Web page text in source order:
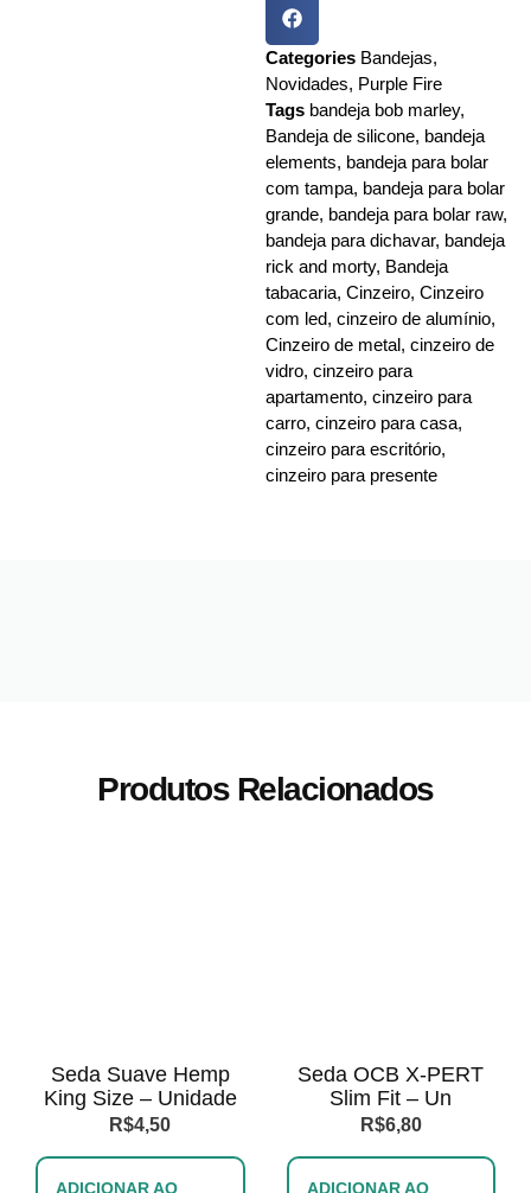
Categories Bandejas,
Novidades, Purple Fire
Tags bandeja bob marley,
Bandeja de silicone, bandeja
elements, bandeja para bolar
com tampa, bandeja para bolar
grande, bandeja para bolar raw,
bandeja para dichavar, bandeja
rick and morty, Bandeja
tabacaria, Cinzeiro, Cinzeiro
com led, cinzeiro de alumínio,
Cinzeiro de metal, cinzeiro de
vidro, cinzeiro para
apartamento, cinzeiro para
carro, cinzeiro para casa,
cinzeiro para escritório,
cinzeiro para presente
Produtos Relacionados
Seda Suave Hemp
King Size – Unidade
R$4,50
ADICIONAR AO
Seda OCB X-PERT
Slim Fit – Un
R$6,80
ADICIONAR AO